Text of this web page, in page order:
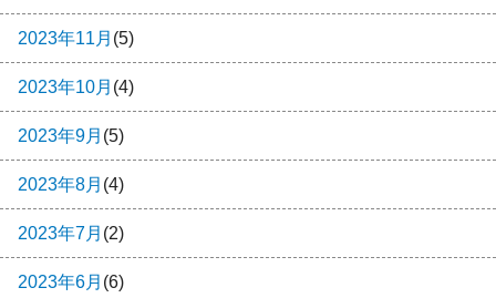
2023年11月 (5)
2023年10月 (4)
2023年9月 (5)
2023年8月 (4)
2023年7月 (2)
2023年6月 (6)